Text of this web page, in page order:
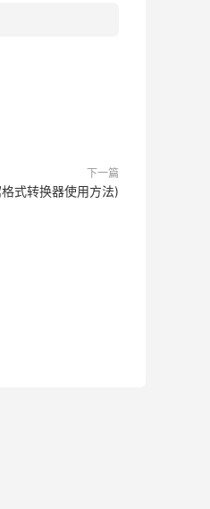
下一篇
式转换器使用方法)